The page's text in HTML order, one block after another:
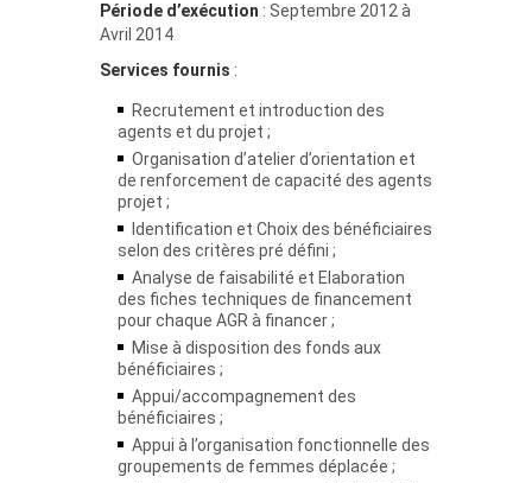
Période d’exécution : Septembre 2012 à
Avril 2014
Services fournis :
Recrutement et introduction des
agents et du projet ;
Organisation d’atelier d’orientation et
de renforcement de capacité des agents
projet ;
Identification et Choix des bénéficiaires
selon des critères pré défini ;
Analyse de faisabilité et Elaboration
des fiches techniques de financement
pour chaque AGR à financer ;
Mise à disposition des fonds aux
bénéficiaires ;
Appui/accompagnement des
bénéficiaires ;
Appui à l’organisation fonctionnelle des
groupements de femmes déplacée ;